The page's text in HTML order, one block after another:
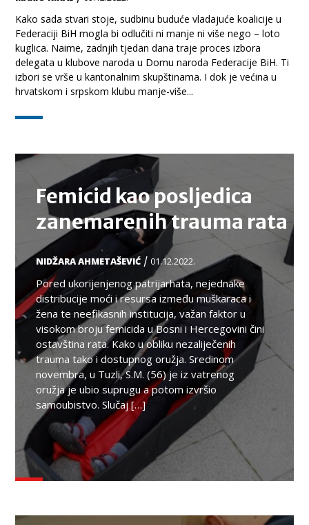
Kako sada stvari stoje, sudbinu buduće vladajuće koalicije u
Federaciji BiH mogla bi odlučiti ni manje ni više nego – loto
kuglica. Naime, zadnjih tjedan dana traje proces izbora
delegata u klubove naroda u Domu naroda Federacije BiH. Ti
izbori se vrše u kantonalnim skupštinama. I dok je većina u
hrvatskom i srpskom klubu manje-više...
Femicid kao posljedica
zanemarenih trauma rata
NIDŽARA AHMETAŠEVIĆ /01.12.2022.
Pored ukorijenjenog patrijarhata, nejednake
distribucije moći i resursa između muškaraca i
žena te neefikasnih institucija, važan faktor u
visokom broju femicida u Bosni i Hercegovini čini
ostavština rata. Kako u obliku nezaliječenih
trauma tako i dostupnog oružja. Sredinom
novembra, u Tuzli, S.M. (56) je iz vatrenog
oružja je ubio suprugu a potom izvršio
samoubistvo. Slučaj […]